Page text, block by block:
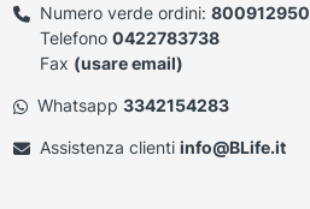
Numero verde ordini: 800912950
Telefono 0422783738
Fax (usare email)
Whatsapp 3342154283
Assistenza clienti info@BLife.it